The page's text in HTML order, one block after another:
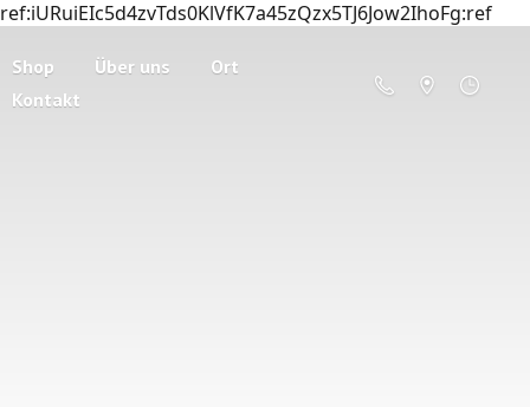
ref:iURuiEIc5d4zvTds0KlVfK7a45zQzx5TJ6Jow2IhoFg:ref
Shop Über uns
Ort
Kontakt